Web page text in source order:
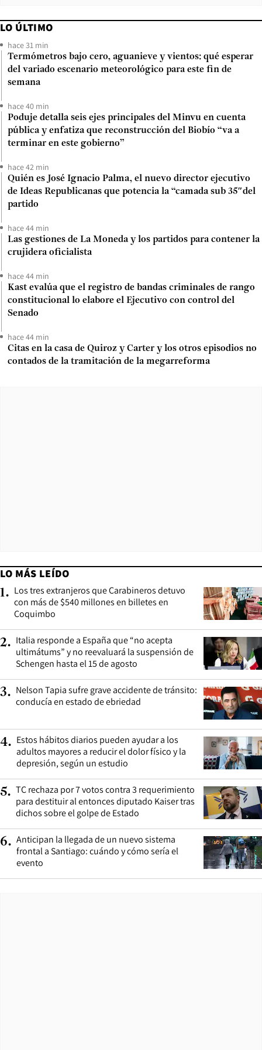
LO ÚLTIMO
hace 31 min
Termómetros bajo cero, aguanieve y vientos: qué esperar
del variado escenario meteorológico para este fin de
semana
hace 40 min
Poduje detalla seis ejes principales del Minvu en cuenta
pública y enfatiza que reconstrucción del Biobío “va a
terminar en este gobierno”
hace 42 min
Quién es José Ignacio Palma, el nuevo director ejecutivo
de Ideas Republicanas que potencia la “camada sub 35″del
partido
hace 44 min
Las gestiones de La Moneda y los partidos para contener la
crujidera oficialista
hace 44 min
Kast evalúa que el registro de bandas criminales de rango
constitucional lo elabore el Ejecutivo con control del
Senado
hace 44 min
Citas en la casa de Quiroz y Carter y los otros episodios no
contados de la tramitación de la megarreforma
LO MÁS LEÍDO
1. Los tres extranjeros que Carabineros detuvo
con más de $540 millones en billetes en
Coquimbo
2. Italia responde a España que “no acepta
ultimátums” y no reevaluará la suspensión de
Schengen hasta el 15 de agosto
3. Nelson Tapia sufre grave accidente de tránsito:
conducía en estado de ebriedad
4. Estos hábitos diarios pueden ayudar a los
adultos mayores a reducir el dolor físico y la
depresión, según un estudio
5. TC rechaza por 7 votos contra 3 requerimiento
para destituir al entonces diputado Kaiser tras
dichos sobre el golpe de Estado
6. Anticipan la llegada de un nuevo sistema
frontal a Santiago: cuándo y cómo sería el
evento